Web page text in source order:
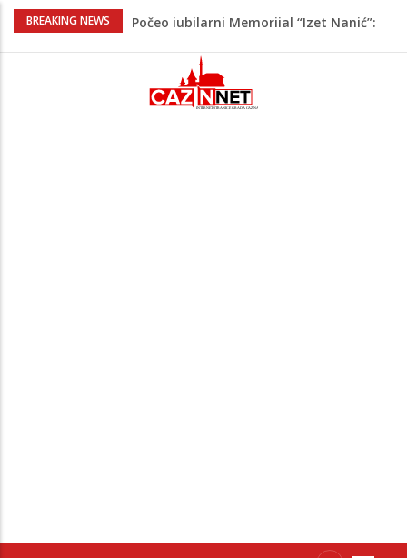
BREAKING NEWS
Počeo jubilarni Memorijal “Izet Nanić”:
Evo šta piše u zahtjevu za ponovno
uvođenje sankcija političarima u RS-u